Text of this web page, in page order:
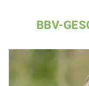
BBV-